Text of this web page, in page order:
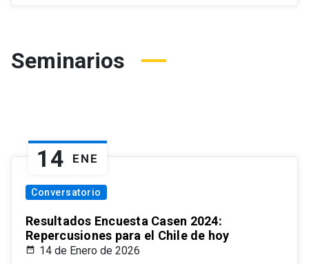
Seminarios
14 ENE
Conversatorio
Resultados Encuesta Casen 2024:
Repercusiones para el Chile de hoy
14 de Enero de 2026